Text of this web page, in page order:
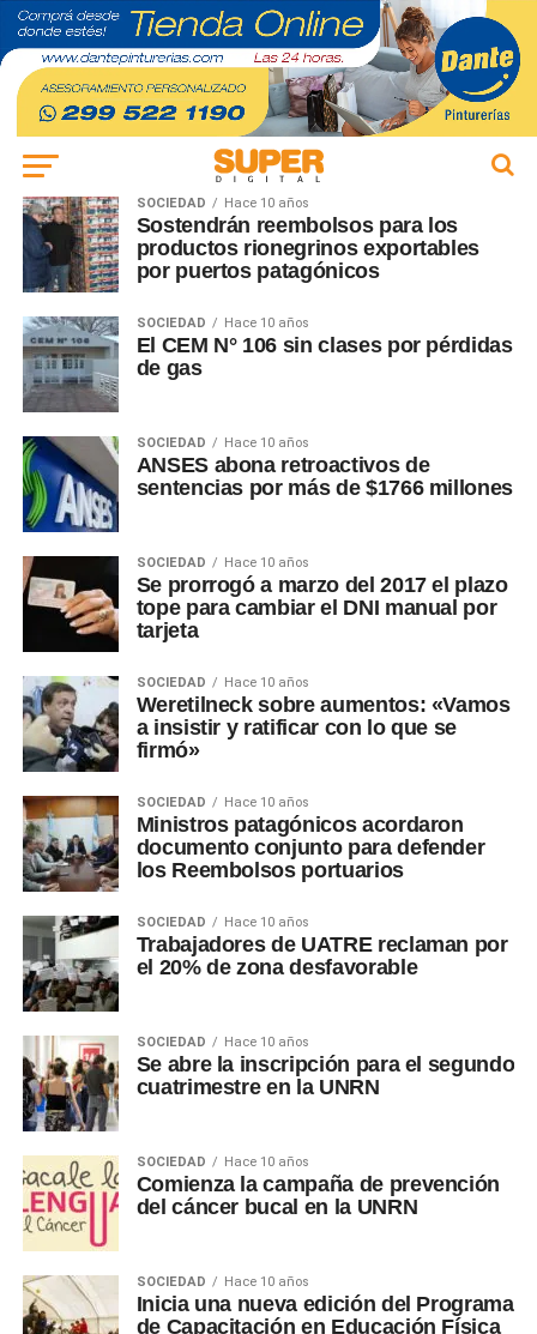
SOCIEDAD Hace 10 años
Sostendrán reembolsos para los
productos rionegrinos exportables
por puertos patagónicos
SOCIEDAD Hace 10 años
El CEM N° 106 sin clases por pérdidas
de gas
SOCIEDAD Hace 10 años
ANSES abona retroactivos de
sentencias por más de $1766 millones
SOCIEDAD Hace 10 años
Se prorrogó a marzo del 2017 el plazo
tope para cambiar el DNI manual por
tarjeta
SOCIEDAD Hace 10 años
Weretilneck sobre aumentos: «Vamos
a insistir y ratificar con lo que se
firmó»
SOCIEDAD Hace 10 años
Ministros patagónicos acordaron
documento conjunto para defender
los Reembolsos portuarios
SOCIEDAD Hace 10 años
Trabajadores de UATRE reclaman por
el 20% de zona desfavorable
SOCIEDAD Hace 10 años
Se abre la inscripción para el segundo
cuatrimestre en la UNRN
SOCIEDAD Hace 10 años
Comienza la campaña de prevención
del cáncer bucal en la UNRN
SOCIEDAD Hace 10 años
Inicia una nueva edición del Programa
de Capacitación en Educación Física